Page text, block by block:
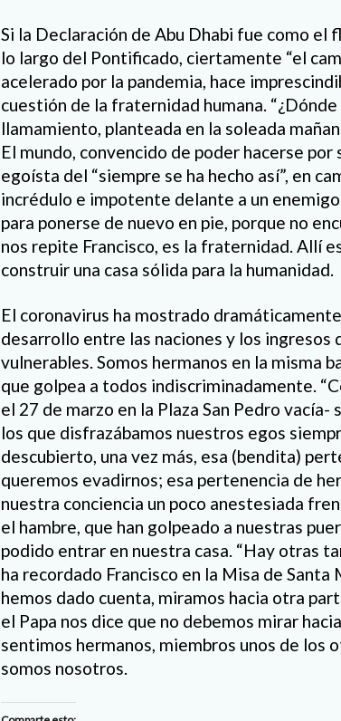
Si la Declaración de Abu Dhabi fue como
lo largo del Pontificado, ciertamente “el
acelerado por la pandemia, hace
cuestión de la fraternidad humana.
llamamiento, planteada en la soleada
El mundo, convencido de poder hacerse
egoísta del “siempre se ha hecho así”, en
incrédulo e impotente delante a un
para ponerse de nuevo en pie, porque no
nos repite Francisco, es la fraternidad. Allí
construir una casa sólida para la humanidad.
El coronavirus ha mostrado
desarrollo entre las naciones y los ingresos
vulnerables. Somos hermanos en la misma
que golpea a todos indiscriminadamente.
el 27 de marzo en la Plaza San Pedro
los que disfrazábamos nuestros egos
descubierto, una vez más, esa (bendita)
queremos evadirnos; esa pertenencia de
nuestra conciencia un poco anestesiada
el hambre, que han golpeado a nuestras
podido entrar en nuestra casa. “Hay otras
ha recordado Francisco en la Misa de
hemos dado cuenta, miramos hacia otra
el Papa nos dice que no debemos mirar
sentimos hermanos, miembros unos de los
somos nosotros.